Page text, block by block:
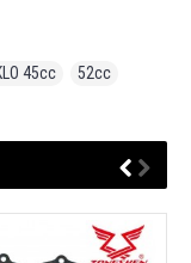
45cc 52cc